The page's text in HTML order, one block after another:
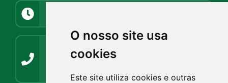
O nosso site usa
cookies
Este site utiliza cookies e outras
(54) 3272-1266 / (54) 3272-1001
imprensaguabijurs@gmail.com